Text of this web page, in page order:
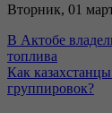
Вторник, 01
В Актобе
топлива
Как
группировок?